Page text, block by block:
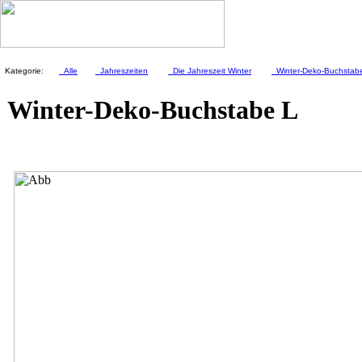
Kategorie: Alle Jahreszeiten Die Jahreszeit Winter Winter-Deko-
Winter-Deko-Buchstabe L